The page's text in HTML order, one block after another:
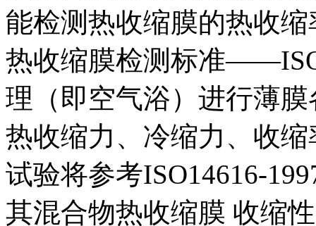
能检测热收缩膜的热收
热收缩膜检测标准
理（即空气浴）进行薄
热收缩力、冷缩力、收
试验将参考ISO14616-
其混合物热收缩膜 收缩